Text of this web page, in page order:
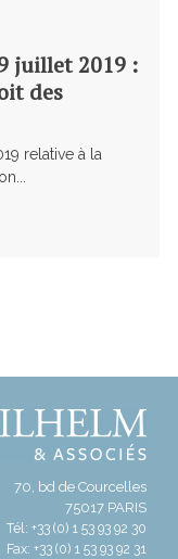
juillet 2019 :
des
relative à la
70, bd de Courcelles
75017 PARIS
Tél: +33 (0) 1 53 93 92 30
Fax: +33 (0) 1 53 93 92 31